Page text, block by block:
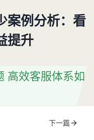
案例分析：看
提升
高效客服体系如
上不断跳动的订单超时
下一篇